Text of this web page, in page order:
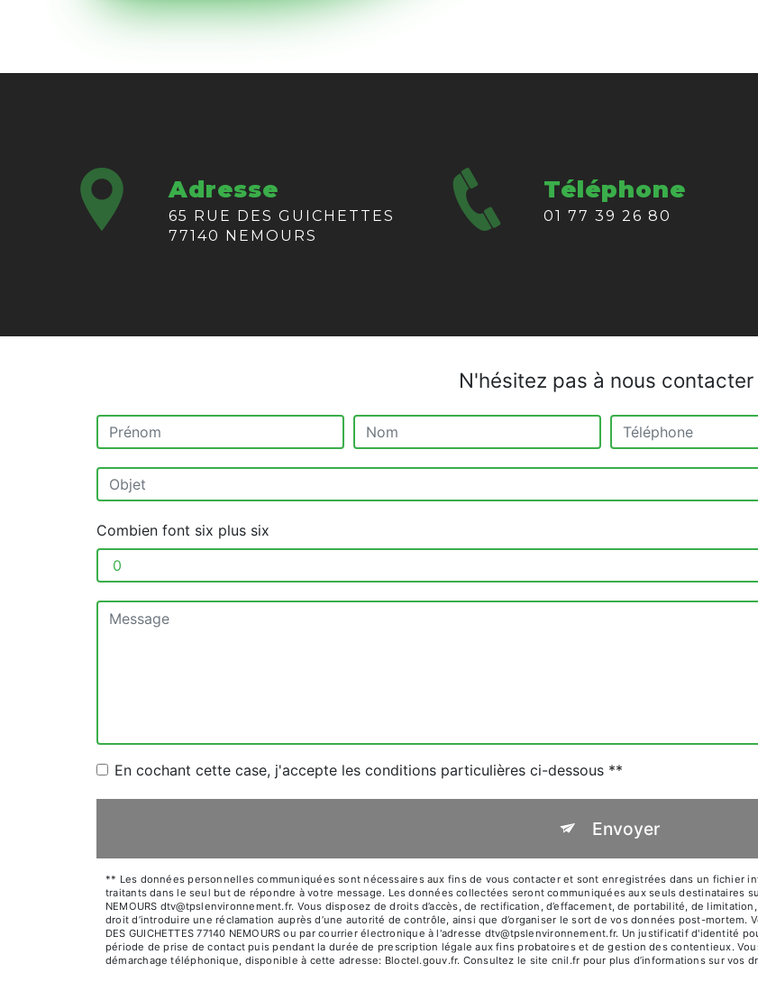
Adresse
65 RUE DES GUICHETTES
77140 NEMOURS
Téléphone
01 77 39 26 80
N'hésitez pas à nous contacter
Combien font six plus six
En cochant cette case, j'accepte les conditions particulières ci-dessous **
Envoyer
** Les données personnelles communiquées sont nécessaires aux fins de vous contacter et sont enregistrées dans un fichier
traitants dans le seul but de répondre à votre message. Les données collectées seront communiquées aux seuls destinataires
NEMOURS dtv@tpslenvironnement.fr. Vous disposez de droits d’accès, de rectification, d’effacement, de portabilité, de
droit d’introduire une réclamation auprès d’une autorité de contrôle, ainsi que d’organiser le sort de vos données post-mortem.
DES GUICHETTES 77140 NEMOURS ou par courrier électronique à l'adresse dtv@tpslenvironnement.fr. Un justificatif d'identité
période de prise de contact puis pendant la durée de prescription légale aux fins probatoires et de gestion des contentieux.
démarchage téléphonique, disponible à cette adresse:
Bloctel.gouv.fr. Consultez le site cnil.fr pour plus d’informations sur vos